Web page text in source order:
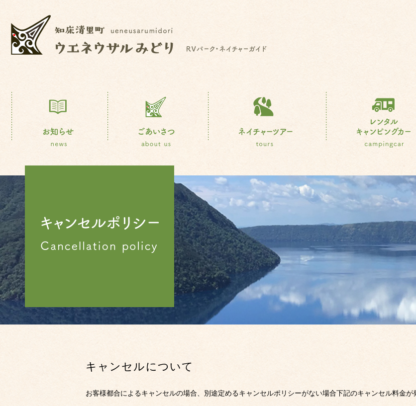
キャンセルについて
お客様都合によるキャンセルの場合、別途定めるキャンセルポリシーがない場合下記のキャンセル料金が